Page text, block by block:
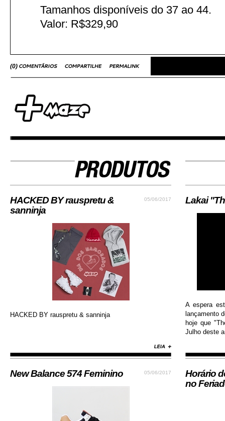
Tamanhos disponíveis do 37 ao 44.
Valor: R$329,90
(0)
05/06/2017
HACKED BY rauspretu &
sanninja
HACKED BY rauspretu & sanninja
05/06/2017
New Balance 574 Feminino
Lakai
A espera
lançamento
hoje que
Julho deste
Horário
no